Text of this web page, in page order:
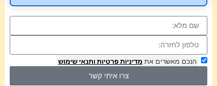
הנכם מאשרים את מדיניות פרטיות ותנאי שימוש
צרו איתי קשר